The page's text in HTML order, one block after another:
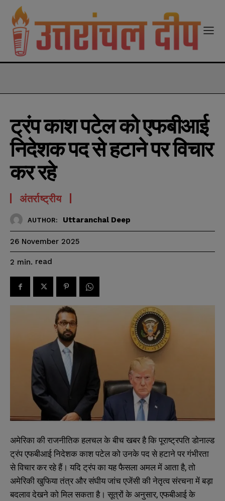
ट्रंप काश पटेल को एफबीआई
निदेशक पद से हटाने पर विचार
कर रहे
अंतर्राष्ट्रीय
AUTHOR: Uttaranchal Deep
26 November 2025
2 min. read
अमेरिका की राजनीतिक हलचल के बीच खबर है कि पूराष्ट्रपति डोनाल्ड
ट्रंप एफबीआई निदेशक काश पटेल को उनके पद से हटाने पर गंभीरता
से विचार कर रहे हैं। यदि ट्रंप का यह फैसला अमल में आता है, तो
अमेरिकी खुफिया तंत्र और संघीय जांच एजेंसी की नेतृत्व संरचना में बड़ा
बदलाव देखने को मिल सकता है। सूत्रों के अनुसार, एफबीआई के